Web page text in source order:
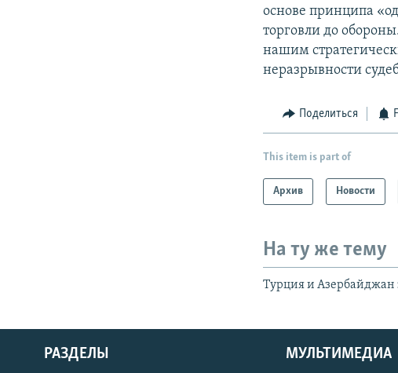
основе принципа
торговли до
нашим
неразрывности
Поделиться
This item is part of
Архив Новости
На ту же тему
Турция и Азербайджан
РАЗДЕЛЫ МУЛЬТИМЕДИА